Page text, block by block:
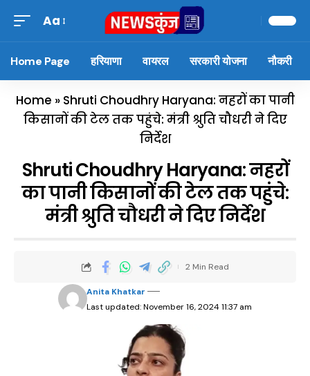
Aa
Home Page हरियाणा वायरल सरकारी योजना नौकरी
Home » Shruti Choudhry Haryana: नहरों का पानी
किसानों की टेल तक पहुंचे: मंत्री श्रुति चौधरी ने दिए
निर्देश
Shruti Choudhry Haryana: नहरों
का पानी किसानों की टेल तक पहुंचे:
मंत्री श्रुति चौधरी ने दिए निर्देश
Last updated: November 16, 2024 11:37 am
Anita Khatkar
2 Min Read